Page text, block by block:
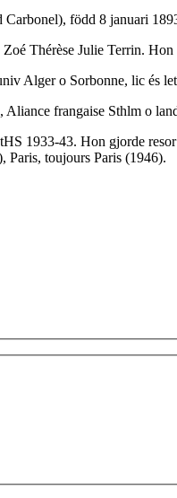
född 8 januari
Thérèse Julie Terrin.
Alger o Sorbonne, lic és
frangaise Sthlm o
1933-43. Hon gjorde
Paris, toujours Paris (1946).